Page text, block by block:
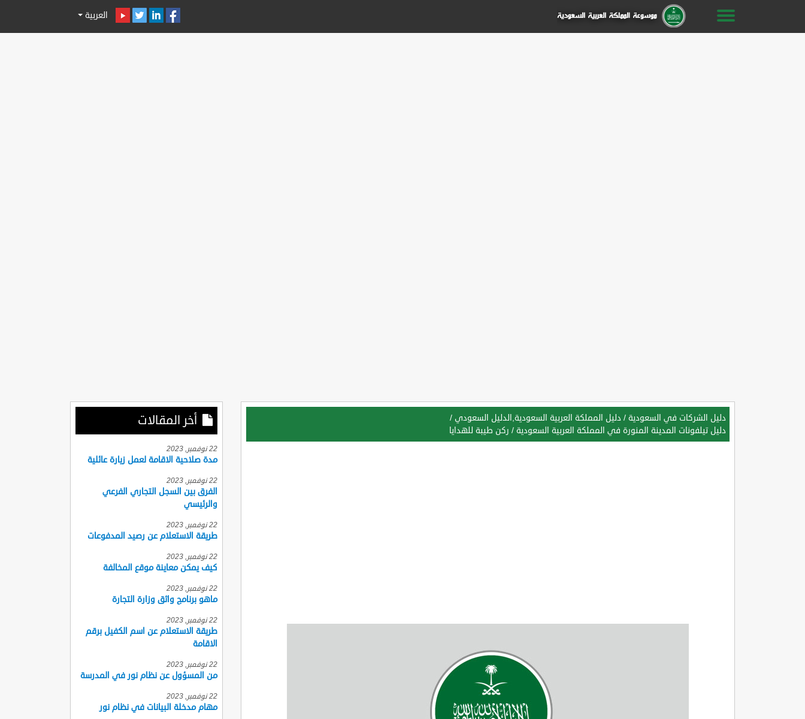
العربية
دليل الشركات في السعودية / دليل المملكة العربية السعودية,الدليل السعودي /
دليل تيلفونات المدينة المنورة في المملكة العربية السعودية / ركن طيبة للهدايا
أخر المقالات
22 نوفمبر, 2023
مدة صلاحية الاقامة لعمل زيارة عائلية
22 نوفمبر, 2023
الفرق بين السجل التجاري الفرعي
والرئيسي
22 نوفمبر, 2023
طريقة الاستعلام عن رصيد المدفوعات
22 نوفمبر, 2023
كيف يمكن معاينة موقع المخالفة
22 نوفمبر, 2023
ماهو برنامج واثق وزارة التجارة
22 نوفمبر, 2023
طريقة الاستعلام عن اسم الكفيل برقم
الاقامة
22 نوفمبر, 2023
من المسؤول عن نظام نور في المدرسة
22 نوفمبر, 2023
مهام مدخلة البيانات في نظام نور